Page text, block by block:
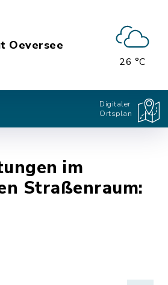
Oeversee
26 °C
Digitaler
Ortsplan
im
Straßenraum: